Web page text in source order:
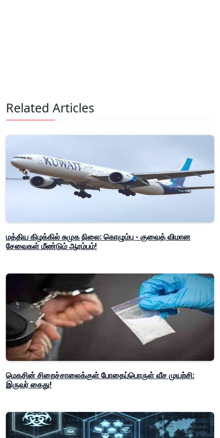
Related Articles
மத்திய கிழக்கில் சுமுக நிலை: கொழும்பு - குவைத் விமான
சேவைகள் மீண்டும் ஆரம்பம்!
மெகசின் சிறைச்சாலைக்குள் போதைப்பொருள் வீச முயற்சி:
இருவர் கைது!